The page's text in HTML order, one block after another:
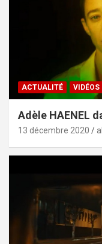
ACTUALITÉ VIDÉOS
Adèle HAENEL
13 décembre 2020